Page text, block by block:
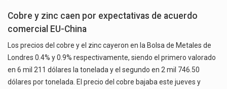
Cobre y zinc caen por expectativas de acuerdo
comercial EU-China
Los precios del cobre y el zinc cayeron en la Bolsa de Metales de
Londres 0.4% y 0.9% respectivamente, siendo el primero valorado
en 6 mil 211 dólares la tonelada y el segundo en 2 mil 746.50
dólares por tonelada. El precio del cobre bajaba este jueves y